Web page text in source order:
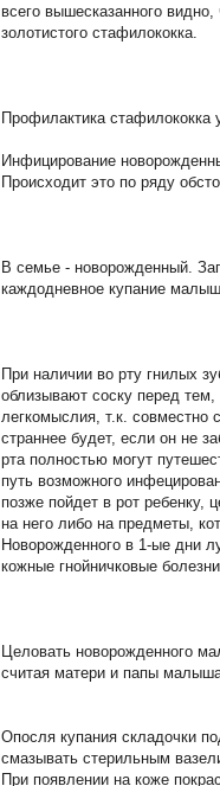
всего вышесказанного
золотистого стафилококка.
Профилактика стафилококка
Инфицирование
Происходит это по ряду
В семье - новорожденный.
каждодневное купание
При наличии во рту гнилых
облизывают соску перед
легкомыслия, т.к. совместно
страннее будет, если он не
рта полностью могут
путь возможного
позже пойдет в рот ребенку,
на него либо на предметы,
Новорожденного в 1-ые дни
кожные гнойничковые
Целовать новорожденного
считая матери и папы
Опосля купания складочки
смазывать стерильным
При появлении на коже